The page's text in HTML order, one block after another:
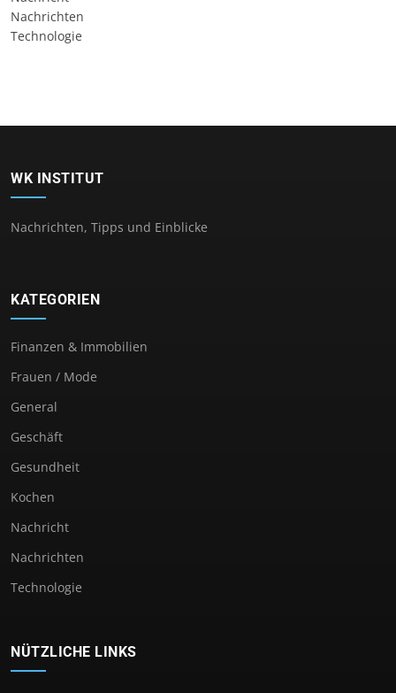
Nachrichten
Technologie
WK INSTITUT
Nachrichten, Tipps und Einblicke
KATEGORIEN
Finanzen & Immobilien
Frauen / Mode
General
Geschäft
Gesundheit
Kochen
Nachricht
Nachrichten
Technologie
NÜTZLICHE LINKS